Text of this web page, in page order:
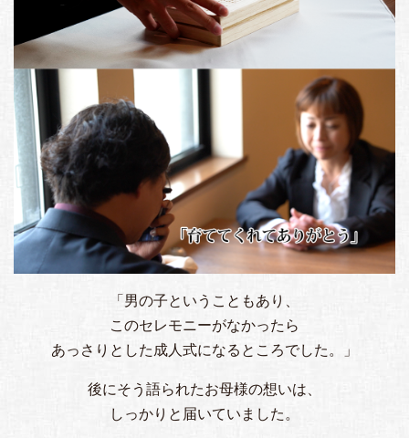
「男の子ということもあり、
このセレモニーがなかったら
あっさりとした成人式になるところでした。」
後にそう語られたお母様の想いは、
しっかりと届いていました。